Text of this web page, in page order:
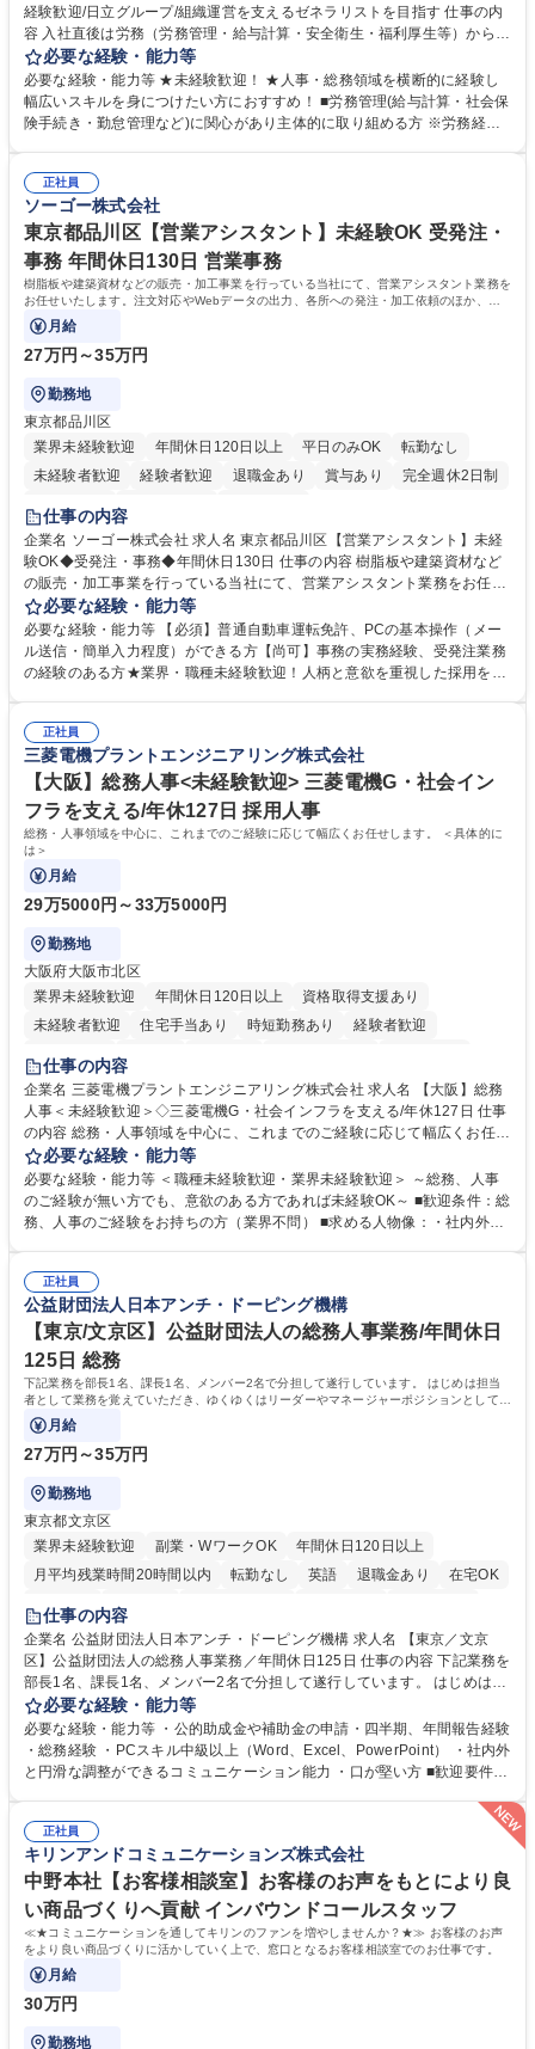
経験歓迎/日立グループ/組織運営を支えるゼネラリストを目指す 仕事の内
容 入社直後は労務（労務管理・給与計算・安全衛生・福利厚生等）からお
任せいたします。将来は総務・採用・教育業務へ守備範囲を広げ、組織運
営を支えるゼネラリストをめざせます。 ・初期業務：労働時間管理、給与
計算、社会保険対応、福利厚生管理、安全衛生、健康経営推進等をお任せ
します。ご経験に応じて、休職者管理など、幅広く経験を積んでいただき
幅広く経験を積みたい意欲がある方に最適な環境です。 募集職種 【総
務・人事】未経験歓迎/日立グループ/組織運営を支えるゼネラリストを目
指す
必要な経験・能力等
必要な経験・能力等 ★未経験歓迎！ ★人事・総務領域を横断的に経験し
幅広いスキルを身につけたい方におすすめ！ ■労務管理(給与計算・社会保
険手続き・勤怠管理など)に関心があり主体的に取り組める方 ※労務経験
のご経験 ■労務管理（給与計算・社会保険手続き・勤怠管理など）の経験
■衛生管理者の資格をお持ちの方 学歴・資格 学歴：大学院 大学 高専 短大
専修学校 高校 語学力： 資格：
正社員
ソーゴー株式会社
東京都品川区【営業アシスタント】未経験OK 受発注・
事務 年間休日130日 営業事務
樹脂板や建築資材などの販売・加工事業を行っている当社にて、営業アシスタント業務を
お任せいたします。注文対応やWebデータの出力、各所への発注・加工依頼のほか、電
話・メール対応等の事務業務を担当します。
月給
27万円～35万円
勤務地
東京都品川区
業界未経験歓迎
年間休日120日以上 平日のみOK
転勤なし
未経験者歓迎
経験者歓迎 退職金あり 賞与あり
完全週休2日制
交通費支給
仕事の内容
企業名 ソーゴー株式会社 求人名 東京都品川区【営業アシスタント】未経
験OK◆受発注・事務◆年間休日130日 仕事の内容 樹脂板や建築資材など
の販売・加工事業を行っている当社にて、営業アシスタント業務をお任せ
いたします。注文対応やWebデータの出力、各所への発注・加工依頼のほ
か、電話・メール対応等の事務業務を担当します。 ■受注・発注業務：FA
Xによる注文対応、Web発注データのプリントアウト、各仕入先・協力会
社への発注および加工依頼等 ■納品書・請求書の作成および発送手配 ■商
当社の指定する業務 募集職種 東京都品川区【営業アシスタント】未経験O
K◆受発注・事務◆年間休日130日
必要な経験・能力等
必要な経験・能力等 【必須】普通自動車運転免許、PCの基本操作（メー
ル送信・簡単入力程度）ができる方【尚可】事務の実務経験、受発注業務
の経験のある方★業界・職種未経験歓迎！人柄と意欲を重視した採用を行
変化に臨機応変かつ柔軟に対応できる方、約束を守り正確に作業を進めら
れる方を求めています。高度なPCスキルや関数知識は一切不要です。丁
寧な指導体制が整っているため、安心してお仕事をスタートしていただけ
ます。 学歴・資格 学歴：大学院 大学 高専 短大 専修学校 高校 語学力：
資格：
正社員
三菱電機プラントエンジニアリング株式会社
【大阪】総務人事<未経験歓迎> 三菱電機G・社会イン
フラを支える/年休127日 採用人事
総務・人事領域を中心に、これまでのご経験に応じて幅広くお任せします。 ＜具体的に
は＞
月給
29万5000円～33万5000円
勤務地
大阪府大阪市北区
業界未経験歓迎
年間休日120日以上
資格取得支援あり
未経験者歓迎
住宅手当あり 時短勤務あり
経験者歓迎
退職金あり
駅近5分以内
土日祝休み 服装自由 寮・社宅あり 食事補助あり
仕事の内容
企業名 三菱電機プラントエンジニアリング株式会社 求人名 【大阪】総務
人事＜未経験歓迎＞◇三菱電機G・社会インフラを支える/年休127日 仕事
の内容 総務・人事領域を中心に、これまでのご経験に応じて幅広くお任せ
します。 ＜具体的には＞ ・総務/人事労務（給与・社保・勤怠管理など）
・採用・教育研修 ・福利厚生運用 など ※基本的には事務所勤務ですが、
採用や教育等の業務内容により、関西圏以外への日帰り・宿泊を伴う国内
出張もございます。 ※担当業務を持ちつつ、お互いに助け合いながら、総
必要な経験・能力等
必要な経験・能力等 ＜職種未経験歓迎・業界未経験歓迎＞ ～総務、人事
のご経験が無い方でも、意欲のある方であれば未経験OK～ ■歓迎条件：総
務、人事のご経験をお持ちの方（業界不問） ■求める人物像：・社内外の
正社員
公益財団法人日本アンチ・ドーピング機構
【東京/文京区】公益財団法人の総務人事業務/年間休日
125日 総務
下記業務を部長1名、課長1名、メンバー2名で分担して遂行しています。 はじめは担当
者として業務を覚えていただき、ゆくゆくはリーダーやマネージャーポジションとして活
躍いただくことを期待しています。
月給
27万円～35万円
勤務地
東京都文京区
業界未経験歓迎
副業・WワークOK
年間休日120日以上
月平均残業時間20時間以内
転勤なし 英語 退職金あり
在宅OK
賞与あり
育休あり
食事補助あり
仕事の内容
企業名 公益財団法人日本アンチ・ドーピング機構 求人名 【東京／文京
区】公益財団法人の総務人事業務／年間休日125日 仕事の内容 下記業務を
部長1名、課長1名、メンバー2名で分担して遂行しています。 はじめは担
当者として業務を覚えていただき、ゆくゆくはリーダーやマネージャーポ
ジションとして活躍いただくことを期待しています。 【総務・人事グルー
プの業務内容】 ・人事制度関連 ・採用活動 ・教育研修の企画、実行 ・勤
怠管理 ・官公庁への各種提出 ・法定の会議運営（評議員会、理事会） ・
連 ・衛生管理 ・防災関連・公的助成金の管理・オフィス、ファシリティ
管理 ・福利厚生関連 ・職員からの問合せ、相談対応 ・その他日常の総務
業務全般 募集職種 【東京／文京区】公益財団法人の総務人事業務／年間
休日125日
必要な経験・能力等
必要な経験・能力等 ・公的助成金や補助金の申請・四半期、年間報告経験
・総務経験 ・PCスキル中級以上（Word、Excel、PowerPoint） ・社内外
と円滑な調整ができるコミュニケーション能力 ・口が堅い方 ■歓迎要件
正社員
キリンアンドコミュニケーションズ株式会社
中野本社【お客様相談室】お客様のお声をもとにより良
い商品づくりへ貢献 インバウンドコールスタッフ
≪★コミュニケーションを通してキリンのファンを増やしませんか？★≫ お客様のお声
をより良い商品づくりに活かしていく上で、窓口となるお客様相談室でのお仕事です。
月給
30万円
勤務地